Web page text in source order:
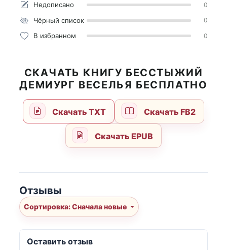
Недописано 0
Чёрный список 0
В избранном 0
СКАЧАТЬ КНИГУ БЕССТЫЖИЙ
ДЕМИУРГ ВЕСЕЛЬЯ БЕСПЛАТНО
Скачать TXT Скачать FB2
Скачать EPUB
Отзывы
Сортировка: Сначала новые
Оставить отзыв